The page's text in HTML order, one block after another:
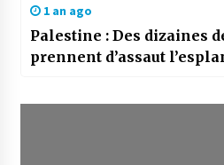
1 an ago
Palestine : Des dizaines
prennent d’assaut